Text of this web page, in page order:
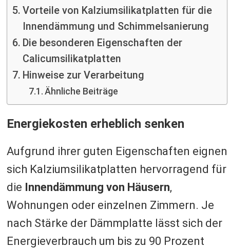
Vorteile von Kalziumsilikatplatten für die
Innendämmung und Schimmelsanierung
Die besonderen Eigenschaften der
Calicumsilikatplatten
Hinweise zur Verarbeitung
Ähnliche Beiträge
Energiekosten erheblich senken
Aufgrund ihrer guten Eigenschaften eignen
sich Kalziumsilikatplatten hervorragend für
die Innendämmung von Häusern,
Wohnungen oder einzelnen Zimmern. Je
nach Stärke der Dämmplatte lässt sich der
Energieverbrauch um bis zu 90 Prozent